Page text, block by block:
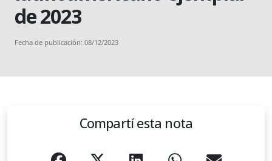
de 2023
Fecha de publicación: 08/12/2023
Compartí esta nota